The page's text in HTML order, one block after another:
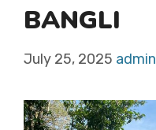
BANGLI
July 25, 2025 admin